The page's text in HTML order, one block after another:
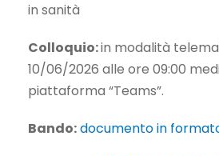
in sanità
Colloquio:in modalità
10/06/2026 alle ore 09:00
piattaforma “Teams”.
Bando:documento in